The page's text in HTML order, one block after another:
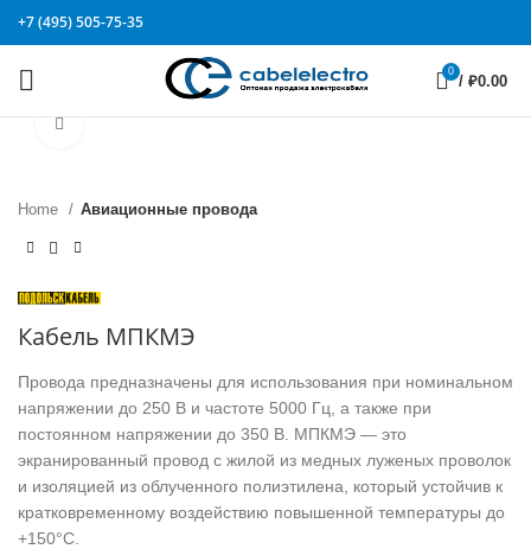
+7 (495) 505-75-35
0
/ ₽0.00
Home Авиационные провода
Кабель МПКМЭ
Провода предназначены для использования при номинальном
напряжении до 250 В и частоте 5000 Гц, а также при
постоянном напряжении до 350 В. МПКМЭ — это
экранированный провод с жилой из медных луженых проволок
и изоляцией из облученного полиэтилена, который устойчив к
кратковременному воздействию повышенной температуры до
+150°С.